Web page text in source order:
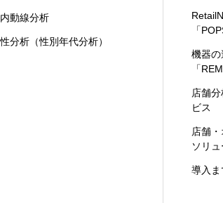
動線分析
分析（性別年代分析）
「
機器
「
店舗
ビス
店舗
ソリ
導入